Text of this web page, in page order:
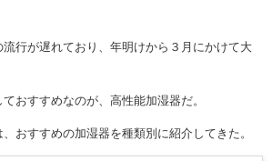
行が遅れており、年明けから３月にかけて大
おすすめなのが、高性能加湿器だ。
おすすめの加湿器を種類別に紹介してきた。